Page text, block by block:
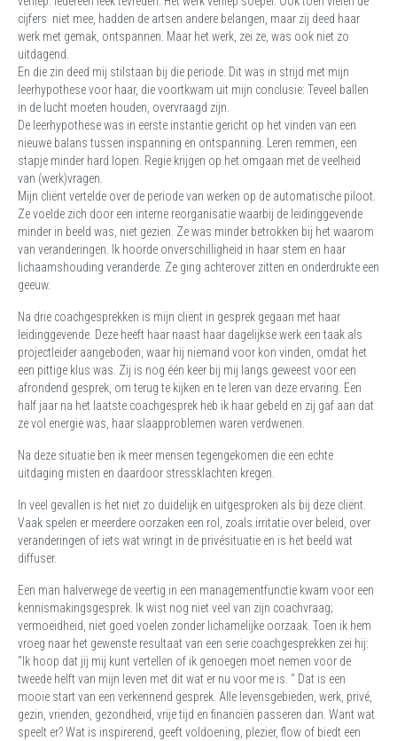
cijfers niet mee, hadden de artsen andere belangen, maar zij deed haar
werk met gemak, ontspannen. Maar het werk, zei ze, was ook niet zo
uitdagend.
En die zin deed mij stilstaan bij die periode. Dit was in strijd met mijn
leerhypothese voor haar, die voortkwam uit mijn conclusie: Teveel ballen
in de lucht moeten houden, overvraagd zijn.
De leerhypothese was in eerste instantie gericht op het vinden van een
nieuwe balans tussen inspanning en ontspanning. Leren remmen, een
stapje minder hard lopen. Regie krijgen op het omgaan met de veelheid
van (werk)vragen.
Mijn cliënt vertelde over de periode van werken op de automatische piloot.
Ze voelde zich door een interne reorganisatie waarbij de leidinggevende
minder in beeld was, niet gezien. Ze was minder betrokken bij het waarom
van veranderingen. Ik hoorde onverschilligheid in haar stem en haar
lichaamshouding veranderde. Ze ging achterover zitten en onderdrukte een
geeuw.
Na drie coachgesprekken is mijn cliënt in gesprek gegaan met haar
leidinggevende. Deze heeft haar naast haar dagelijkse werk een taak als
projectleider aangeboden, waar hij niemand voor kon vinden, omdat het
een pittige klus was. Zij is nog één keer bij mij langs geweest voor een
afrondend gesprek, om terug te kijken en te leren van deze ervaring. Een
half jaar na het laatste coachgesprek heb ik haar gebeld en zij gaf aan dat
ze vol energie was, haar slaapproblemen waren verdwenen.
Na deze situatie ben ik meer mensen tegengekomen die een echte
uitdaging misten en daardoor stressklachten kregen.
In veel gevallen is het niet zo duidelijk en uitgesproken als bij deze cliënt.
Vaak spelen er meerdere oorzaken een rol, zoals irritatie over beleid, over
veranderingen of iets wat wringt in de privésituatie en is het beeld wat
diffuser.
Een man halverwege de veertig in een managementfunctie kwam voor een
kennismakingsgesprek. Ik wist nog niet veel van zijn coachvraag;
vermoeidheid, niet goed voelen zonder lichamelijke oorzaak. Toen ik hem
vroeg naar het gewenste resultaat van een serie coachgesprekken zei hij:
“Ik hoop dat jij mij kunt vertellen of ik genoegen moet nemen voor de
tweede helft van mijn leven met dit wat er nu voor me is. “ Dat is een
mooie start van een verkennend gesprek. Alle levensgebieden, werk, privé,
gezin, vrienden, gezondheid, vrije tijd en financiën passeren dan. Want wat
speelt er? Wat is inspirerend, geeft voldoening, plezier, flow of biedt een